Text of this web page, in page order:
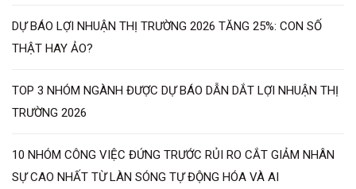
DỰ BÁO LỢI NHUẬN THỊ TRƯỜNG 2026 TĂNG 25%: CON SỐ
THẬT HAY ẢO?
TOP 3 NHÓM NGÀNH ĐƯỢC DỰ BÁO DẪN DẮT LỢI NHUẬN THỊ
TRƯỜNG 2026
10 NHÓM CÔNG VIỆC ĐỨNG TRƯỚC RỦI RO CẮT GIẢM NHÂN
SỰ CAO NHẤT TỪ LÀN SÓNG TỰ ĐỘNG HÓA VÀ AI